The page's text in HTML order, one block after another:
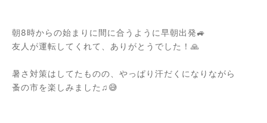
朝8時からの始まりに間に合うように早朝出発🚙
友人が運転してくれて、ありがとうでした！🙏
暑さ対策はしてたものの、やっぱり汗だくになりながら
蚤の市を楽しみました♫😅